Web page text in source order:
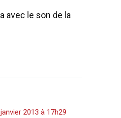
avec le son de la
2013 à 17h29